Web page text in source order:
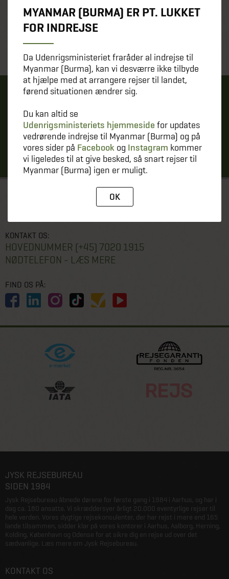
SE ALLE VORES GRATIS
FOREDRAG
TILMELD DIG HER
TIL TOP
KONTAKT OS:
HOVEDNUMMER (+45) 7020 1915
NØDTELEFON - LÆS MERE
FIND OS PÅ:
JYSK REJSEBUREAU
SIDEN 1984
Jysk Rejsebureau åbnede dørene for første gang i 1984 i Aarhus, og har i
dag ca. 180 ansatte. Vi skræddersyer årligt 20.000 eventyrlige rejser til
hele verden. Vores dygtige rejsekonsulenter, der har rejst i mere end 165
lande tilsammen, sidder klar på vores kontorer i Aarhus, Aalborg, Herning,
Kolding, København og Odense for at sikre dig en rejse ud over det
sædvanlige. Læs mere om Jysk Rejsebureau.
KONTAKT OS
MYANMAR (BURMA) ER PT. LUKKET
FOR INDREJSE
Da Udenrigsministeriet fraråder al indrejse til
Myanmar (Burma), kan vi desværre ikke tilbyde
at hjælpe med at arrangere rejser til landet,
førend situationen ændrer sig.
Du kan altid se
Udenrigsministeriets hjemmeside for updates
vedrørende indrejse til Myanmar (Burma) og på
vores sider på Facebook og Instagram kommer
vi ligeledes til at give besked, så snart rejser til
Myanmar (Burma) igen er muligt.
OK